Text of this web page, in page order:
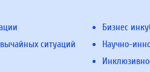
ситуаций
Бизнес
Научно-